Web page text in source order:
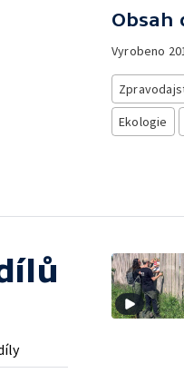
Obsah
Vyrobeno
Ekologie